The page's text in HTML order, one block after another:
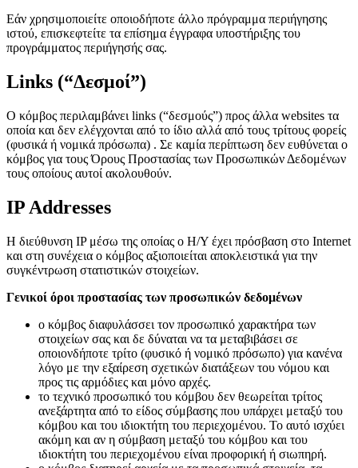
Εάν χρησιμοποιείτε οποιοδήποτε άλλο πρόγραμμα περιήγησης
ιστού, επισκεφτείτε τα επίσημα έγγραφα υποστήριξης του
προγράμματος περιήγησής σας.
Links (“Δεσμοί”)
Ο κόμβος περιλαμβάνει links (“δεσμούς”) προς άλλα websites τα
οποία και δεν ελέγχονται από το ίδιο αλλά από τους τρίτους φορείς
(φυσικά ή νομικά πρόσωπα) . Σε καμία περίπτωση δεν ευθύνεται ο
κόμβος για τους Όρους Προστασίας των Προσωπικών Δεδομένων
τους οποίους αυτοί ακολουθούν.
IP Addresses
H διεύθυνση IP μέσω της οποίας ο Η/Υ έχει πρόσβαση στο Internet
και στη συνέχεια ο κόμβος αξιοποιείται αποκλειστικά για την
συγκέντρωση στατιστικών στοιχείων.
Γενικοί όροι προστασίας των προσωπικών δεδομένων
ο κόμβος διαφυλάσσει τον προσωπικό χαρακτήρα των
στοιχείων σας και δε δύναται να τα μεταβιβάσει σε
οποιονδήποτε τρίτο (φυσικό ή νομικό πρόσωπο) για κανένα
λόγο με την εξαίρεση σχετικών διατάξεων του νόμου και
προς τις αρμόδιες και μόνο αρχές.
το τεχνικό προσωπικό του κόμβου δεν θεωρείται τρίτος
ανεξάρτητα από το είδος σύμβασης που υπάρχει μεταξύ του
κόμβου και του ιδιοκτήτη του περιεχομένου. Το αυτό ισχύει
ακόμη και αν η σύμβαση μεταξύ του κόμβου και του
ιδιοκτήτη του περιεχομένου είναι προφορική ή σιωπηρή.